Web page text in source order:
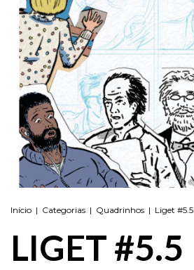
Início | Categorias | Quadrinhos | Liget #5.5
LIGET #5.5